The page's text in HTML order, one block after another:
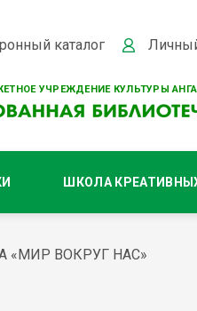
УЧРЕЖДЕНИЕ КУЛЬТУРЫ
каталог
ШКОЛА
«МИР ВОКРУГ НАС»